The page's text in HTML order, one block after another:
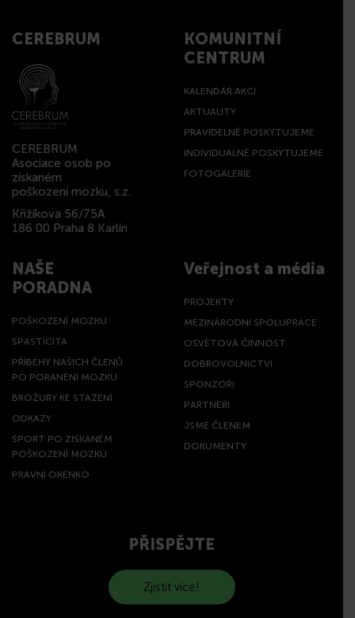
CEREBRUM
CEREBRUM
Asociace osob po
získaném
poškození mozku, s.z.
Křižíkova 56/75A
186 00 Praha 8 Karlín
KOMUNITNÍ
CENTRUM
KALENDÁŘ AKCÍ
AKTUALITY
PRAVIDELNĚ POSKYTUJEME
INDIVIDUÁLNĚ POSKYTUJEME
FOTOGALERIE
NAŠE
PORADNA
POŠKOZENÍ MOZKU
SPASTICITA
PŘÍBĚHY NAŠICH ČLENŮ
PO PORANĚNÍ MOZKU
BROŽURY KE STAŽENÍ
ODKAZY
SPORT PO ZÍSKANÉM
POŠKOZENÍ MOZKU
PRÁVNÍ OKÉNKO
Veřejnost a média
PROJEKTY
MEZINÁRODNÍ SPOLUPRÁCE
OSVĚTOVÁ ČINNOST
DOBROVOLNICTVÍ
SPONZOŘI
PARTNEŘI
JSME ČLENEM
DOKUMENTY
PŘISPĚJTE
Zjistit více!